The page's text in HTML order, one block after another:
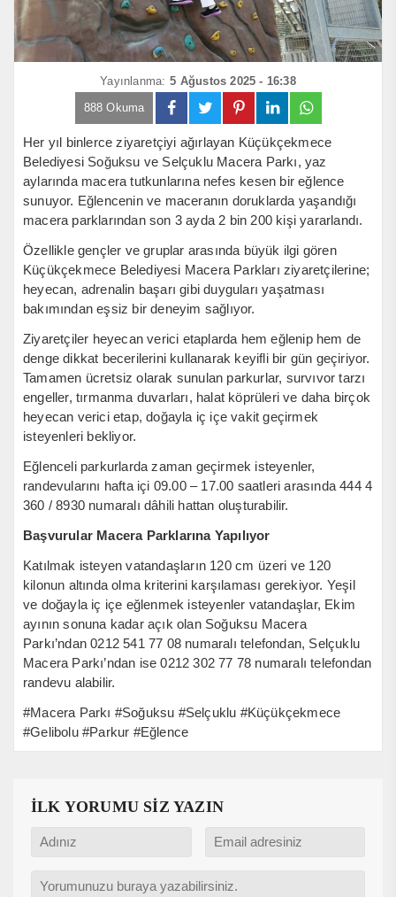
Yayınlanma: 5 Ağustos 2025 - 16:38
888 Okuma
Her yıl binlerce ziyaretçiyi ağırlayan Küçükçekmece
Belediyesi Soğuksu ve Selçuklu Macera Parkı, yaz
aylarında macera tutkunlarına nefes kesen bir eğlence
sunuyor. Eğlencenin ve maceranın doruklarda yaşandığı
macera parklarından son 3 ayda 2 bin 200 kişi yararlandı.
Özellikle gençler ve gruplar arasında büyük ilgi gören
Küçükçekmece Belediyesi Macera Parkları ziyaretçilerine;
heyecan, adrenalin başarı gibi duyguları yaşatması
bakımından eşsiz bir deneyim sağlıyor.
Ziyaretçiler heyecan verici etaplarda hem eğlenip hem de
denge dikkat becerilerini kullanarak keyifli bir gün geçiriyor.
Tamamen ücretsiz olarak sunulan parkurlar, survıvor tarzı
engeller, tırmanma duvarları, halat köprüleri ve daha birçok
heyecan verici etap, doğayla iç içe vakit geçirmek
isteyenleri bekliyor.
Eğlenceli parkurlarda zaman geçirmek isteyenler,
randevularını hafta içi 09.00 – 17.00 saatleri arasında 444 4
360 / 8930 numaralı dâhili hattan oluşturabilir.
Başvurular Macera Parklarına Yapılıyor
Katılmak isteyen vatandaşların 120 cm üzeri ve 120
kilonun altında olma kriterini karşılaması gerekiyor. Yeşil
ve doğayla iç içe eğlenmek isteyenler vatandaşlar, Ekim
ayının sonuna kadar açık olan Soğuksu Macera
Parkı’ndan 0212 541 77 08 numaralı telefondan, Selçuklu
Macera Parkı’ndan ise 0212 302 77 78 numaralı telefondan
randevu alabilir.
#Macera Parkı #Soğuksu #Selçuklu #Küçükçekmece
#Gelibolu #Parkur #Eğlence
İLK YORUMU SİZ YAZIN